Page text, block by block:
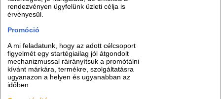
rendezvényen ügyfelünk üzleti célja is
érvényesül.
Promóció
A mi feladatunk, hogy az adott célcsoport
figyelmét egy startégiailag jól átgondolt
mechanizmussal ráirányítsuk a promótálni
kívánt márkára, termékre, szolgáltatásra
ugyanazon a helyen és ugyanabban az
időben